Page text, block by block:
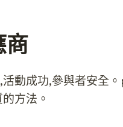
商
動成功,參與者安全
方法。